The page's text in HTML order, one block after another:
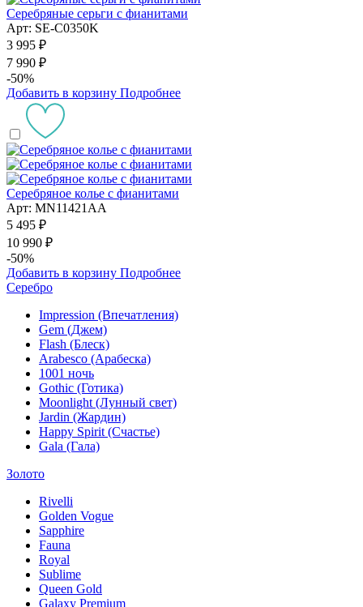
Серебряные серьги с фианитами
Арт: SE-C0350K
3 995 ₽
7 990 ₽
-50%
Добавить в корзину Подробнее
Серебряное колье с фианитами
Арт: MN11421AA
5 495 ₽
10 990 ₽
-50%
Добавить в корзину Подробнее
Серебро
Impression (Впечатления)
Gem (Джем)
Flash (Блеск)
Arabesco (Арабеска)
1001 ночь
Gothic (Готика)
Moonlight (Лунный свет)
Jardin (Жардин)
Happy Spirit (Счастье)
Gala (Гала)
Золото
Rivelli
Golden Vogue
Sapphire
Fauna
Royal
Sublime
Queen Gold
Galaxy Premium